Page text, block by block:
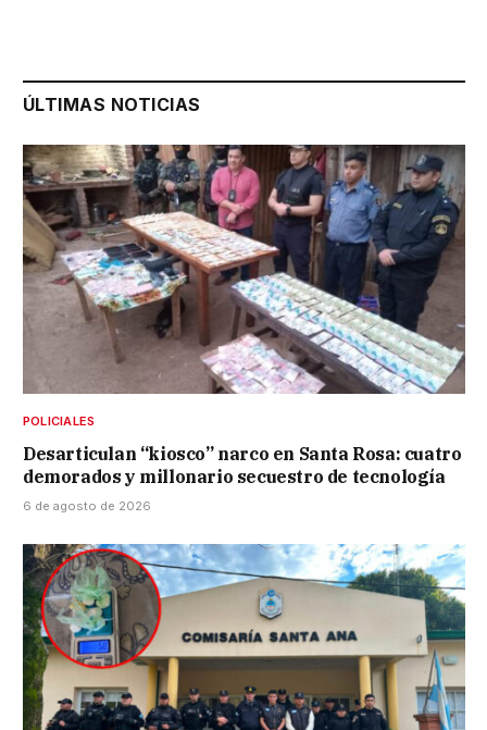
ÚLTIMAS NOTICIAS
POLICIALES
Desarticulan “kiosco” narco en Santa Rosa: cuatro
demorados y millonario secuestro de tecnología
6 de agosto de 2026